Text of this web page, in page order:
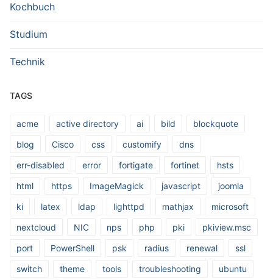
Kochbuch
Studium
Technik
TAGS
acme active directory ai bild
blockquote
blog
Cisco css customify
dns
err-disabled
error fortigate fortinet
hsts
html
https ImageMagick javascript
joomla
ki
latex ldap lighttpd mathjax
microsoft
nextcloud
NIC nps php pki
pkiview.msc
port
PowerShell psk radius renewal
ssl
switch
theme tools troubleshooting
ubuntu